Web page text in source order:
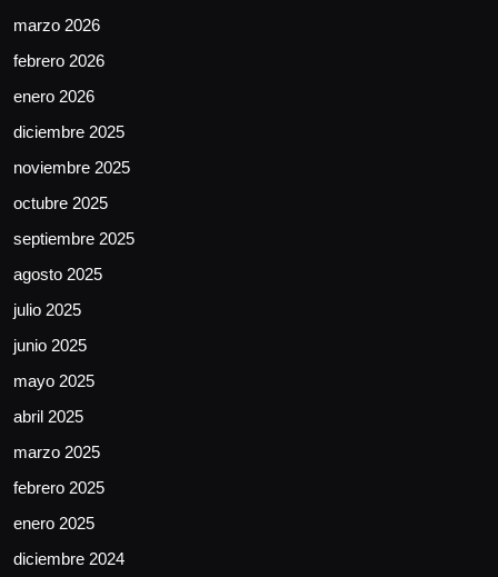
marzo 2026
febrero 2026
enero 2026
diciembre 2025
noviembre 2025
octubre 2025
septiembre 2025
agosto 2025
julio 2025
junio 2025
mayo 2025
abril 2025
marzo 2025
febrero 2025
enero 2025
diciembre 2024